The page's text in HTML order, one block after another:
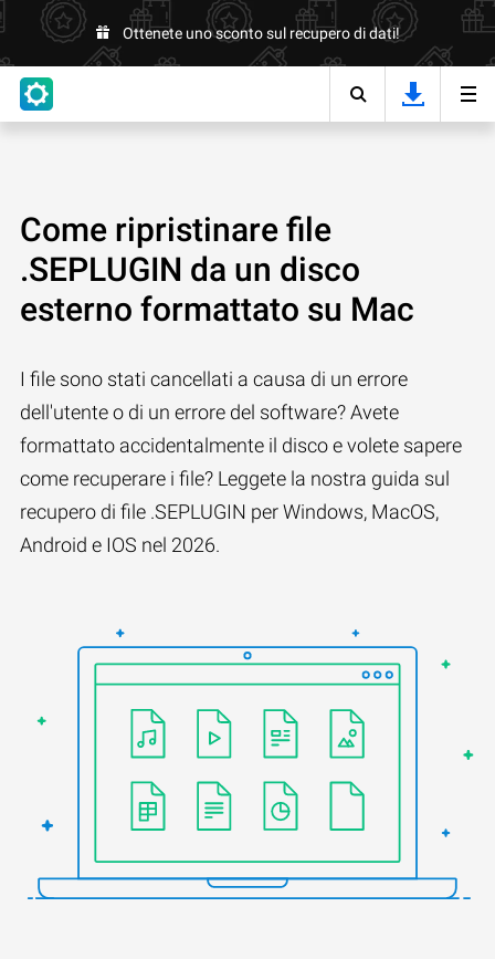
Ottenete uno sconto sul recupero di dati!
Come ripristinare file
.SEPLUGIN da un disco
esterno formattato su Mac
I file sono stati cancellati a causa di un errore
dell'utente o di un errore del software? Avete
formattato accidentalmente il disco e volete sapere
come recuperare i file? Leggete la nostra guida sul
recupero di file .SEPLUGIN per Windows, MacOS,
Android e IOS nel 2026.